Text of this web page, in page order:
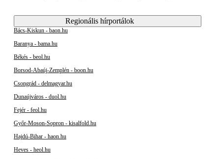
Regionális hírportálok
Bács-Kiskun - baon.hu
Baranya - bama.hu
Békés - beol.hu
Borsod-Abaúj-Zemplén - boon.hu
Csongrád - delmagyar.hu
Dunaújváros - duol.hu
Fejér - feol.hu
Győr-Moson-Sopron - kisalfold.hu
Hajdú-Bihar - haon.hu
Heves - heol.hu